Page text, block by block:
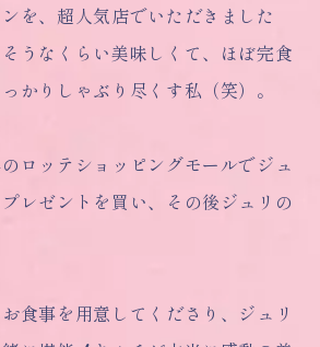
を、超人気店でいただきました
うなくらい美味しくて、ほぼ完食
かりしゃぶり尽くす私（笑）。
ロッテショッピングモールでジュ
レゼントを買い、その後ジュリの
食事を用意してくださり、ジュリ